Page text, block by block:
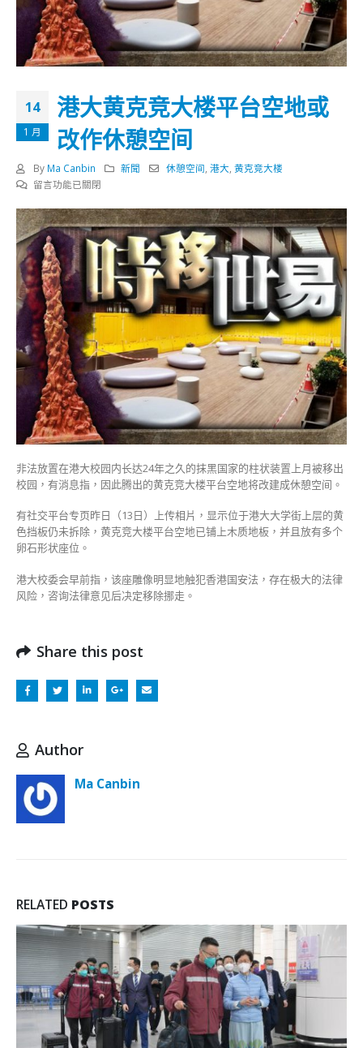
14
1 月
港大黄克竞大楼平台空地或
改作休憩空间
By Ma Canbin 新聞 休憩空间 ,港大 ,黄克竞大楼
在
大
黄
克
竞
大
楼
平
台
空
地
或
改
作
休
憩
间〉
中
留言功能已關閉
非法放置在港大校园内长达24年之久的抹黑国家的柱状装置上月被移出
校园，有消息指，因此腾出的黄克竞大楼平台空地将改建成休憩空间。
有社交平台专页昨日（13日）上传相片，显示位于港大大学街上层的黄
色挡板仍未拆除，黄克竞大楼平台空地已铺上木质地板，并且放有多个
卵石形状座位。
港大校委会早前指，该座雕像明显地触犯香港国安法，存在极大的法律
风险，咨询法律意见后决定移除挪走。
Share this post
Author
Ma Canbin
RELATED POSTS